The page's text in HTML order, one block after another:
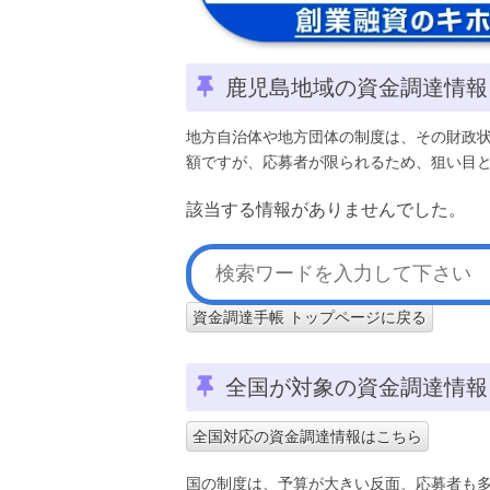
鹿児島地域の資金調達情報
地方自治体や地方団体の制度は、その財政
額ですが、応募者が限られるため、狙い目
該当する情報がありませんでした。
資金調達手帳 トップページに戻る
全国が対象の資金調達情報
全国対応の資金調達情報はこちら
国の制度は、予算が大きい反面、応募者も